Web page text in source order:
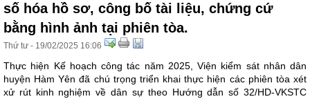
số hóa hồ sơ, công bố tài liệu, chứng cứ
bằng hình ảnh tại phiên tòa.
Thứ tư - 19/02/2025 16:06
Thực hiện Kế hoạch công tác năm 2025, Viện kiểm sát nhân dân
huyện Hàm Yên đã chú trọng triển khai thực hiện các phiên tòa xét
xử rút kinh nghiệm về dân sự theo Hướng dẫn số 32/HD-VKSTC